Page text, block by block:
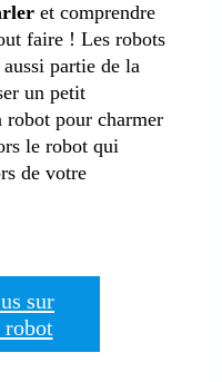
et comprendre
faire ! Les robots
partie de la
un petit
robot pour charmer
le robot qui
de votre
sur
robot